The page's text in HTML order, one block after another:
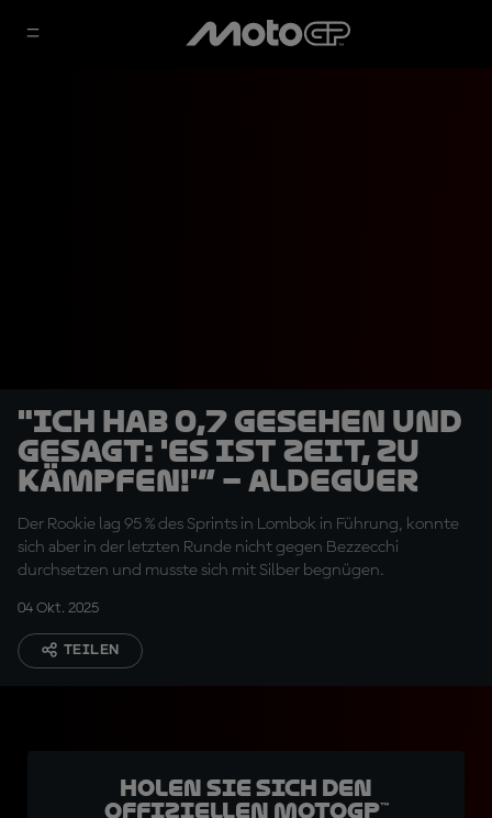
"Ich hab 0,7 gesehen und
gesagt: 'Es ist Zeit, zu
kämpfen!'“ – Aldeguer
Der Rookie lag 95 % des Sprints in Lombok in Führung, konnte
sich aber in der letzten Runde nicht gegen Bezzecchi
durchsetzen und musste sich mit Silber begnügen.
04 Okt. 2025
TEILEN
Holen Sie sich den
offiziellen MotoGP™